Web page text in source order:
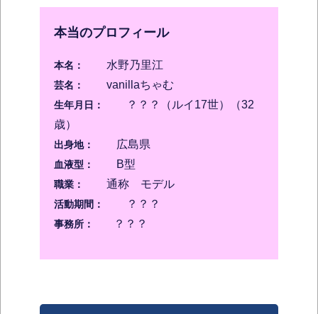
本当のプロフィール
本名： 水野乃里江
芸名： vanillaちゃむ
生年月日：
？？？（ルイ17世）（32
歳）
出身地： 広島県
血液型： B型
職業： 通称 モデル
活動期間： ？？？
事務所： ？？？